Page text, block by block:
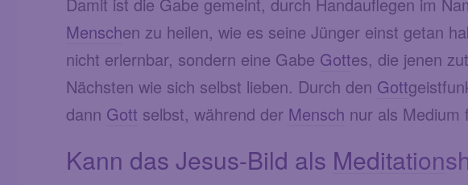
Menschen zu heilen, wie es seine Jünger einst getan
nicht erlernbar, sondern eine Gabe Gottes, die jenen
Nächsten wie sich selbst lieben. Durch den Gott
dann Gott selbst, während der Mensch nur als Medium
Kann das Jesus-Bild als Meditation